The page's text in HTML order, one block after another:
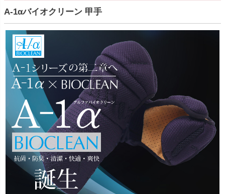
A-1αバイオクリーン 甲手